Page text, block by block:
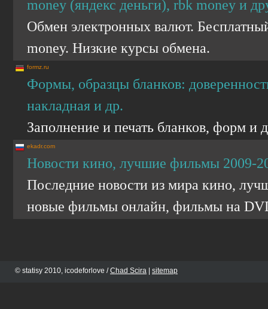
money (яндекс деньги), rbk money и
Обмен электронных валют.
money. Низкие курсы обмена.
formz.ru
Формы, образцы бланков:
накладная и др.
Заполнение и печать бланков, форм и
ekadr.com
Новости кино, лучшие фильмы 2009-
Последние новости из мира кино,
новые фильмы онлайн, фильмы на
© statisy 2010, icodeforlove /Chad Scira sitemap